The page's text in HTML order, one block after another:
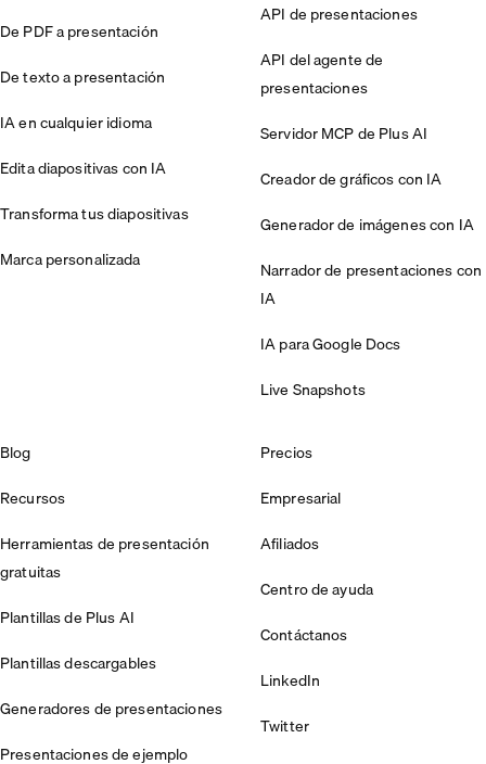
De PDF a presentación
De texto a presentación
IA en cualquier idioma
Edita diapositivas con IA
Transforma tus diapositivas
Marca personalizada
API de presentaciones
API del agente de
presentaciones
Servidor MCP de Plus AI
Creador de gráficos con IA
Generador de imágenes con IA
Narrador de presentaciones con
IA
IA para Google Docs
Live Snapshots
Blog
Recursos
Herramientas de presentación
gratuitas
Plantillas de Plus AI
Plantillas descargables
Generadores de presentaciones
Presentaciones de ejemplo
Precios
Empresarial
Afiliados
Centro de ayuda
Contáctanos
LinkedIn
Twitter